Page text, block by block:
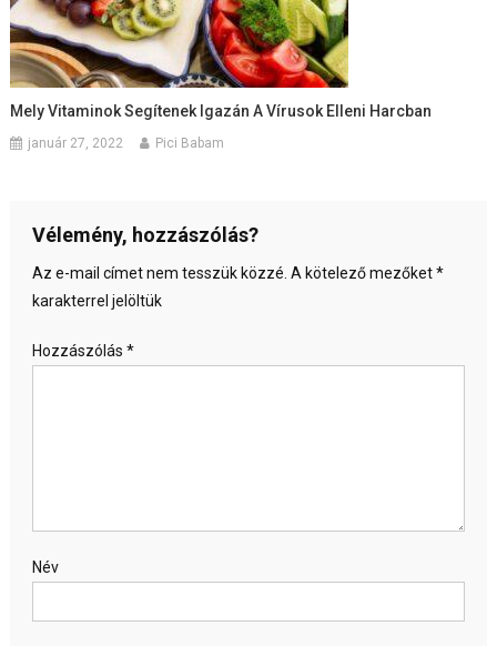
Mely Vitaminok Segítenek Igazán A Vírusok Elleni Harcban
január 27, 2022 Pici Babam
Vélemény, hozzászólás?
Az e-mail címet nem tesszük közzé. A kötelező mezőket*
karakterrel jelöltük
Hozzászólás *
Név